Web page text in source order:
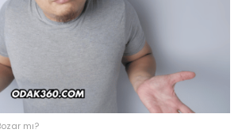
mı?